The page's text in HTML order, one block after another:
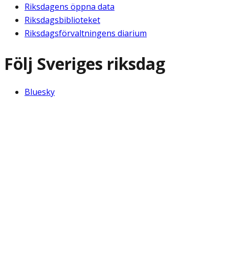
Riksdagens öppna data
Riksdagsbiblioteket
Riksdagsförvaltningens diarium
Följ Sveriges riksdag
Bluesky